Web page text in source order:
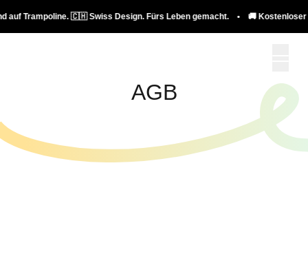
Trampoline. 🇨🇭 Swiss Design. Fürs Leben gemacht. • 🚚 Kostenloser
AGB